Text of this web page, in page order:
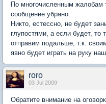
По многочисленным жалобам
сообщение убрано.
Никто, естессно, не будет
глупостями, а если будет, то
отправим подальше, т.к.
явно будет играть на руку
roro
03 Jul 2009
Обратите внимание на